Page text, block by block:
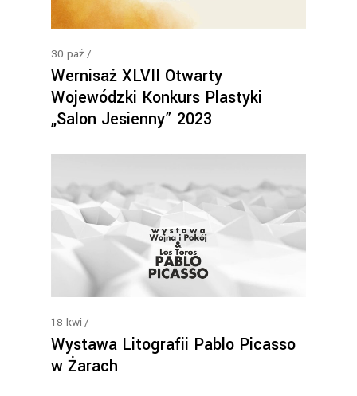
30 paź
Wernisaż XLVII Otwarty
Wojewódzki Konkurs Plastyki
„Salon Jesienny” 2023
18 kwi
Wystawa Litografii Pablo Picasso
w Żarach